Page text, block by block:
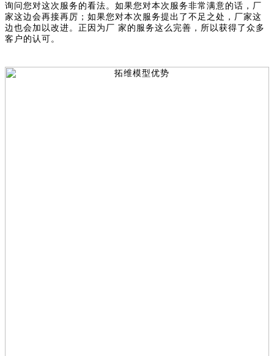
询问您对这次服务的看法。如果您对本次服务非常满意的话，厂
家这边会再接再厉；如果您对本次服务提出了不足之处，厂家这
边也会加以改进。正因为厂 家的服务这么完善，所以获得了众多
客户的认可。